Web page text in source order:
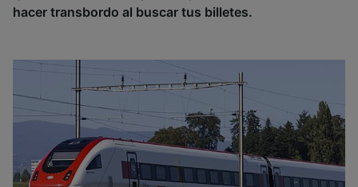
hacer transbordo al buscar tus billetes.